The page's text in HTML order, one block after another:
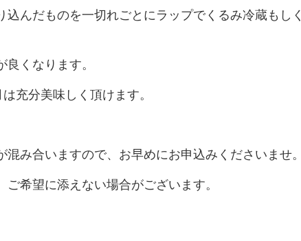
んだものを一切れごとにラップでくるみ冷蔵もしく
くなります。
充分美味しく頂けます。
み合いますので、お早めにお申込みくださいませ。
希望に添えない場合がございます。